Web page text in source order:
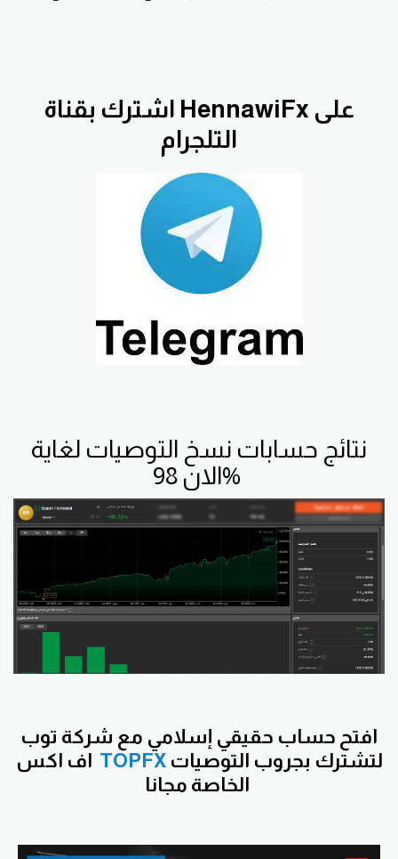
اشترك بقناة HennawiFx على
التلجرام
نتائج حسابات نسخ التوصيات لغاية
الان 98%
افتح حساب حقيقي إسلامي مع شركة توب
TOPFXلتشترك بجروب التوصيات